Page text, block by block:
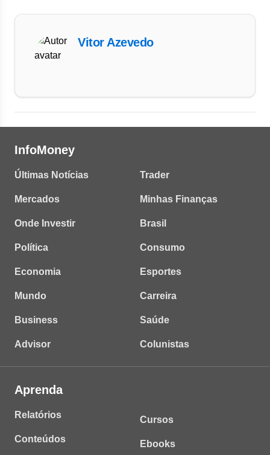
Vitor Azevedo
InfoMoney
Últimas Notícias
Mercados
Onde Investir
Política
Economia
Mundo
Business
Advisor
Trader
Minhas Finanças
Brasil
Consumo
Esportes
Carreira
Saúde
Colunistas
Aprenda
Relatórios
Conteúdos
Cursos
Ebooks